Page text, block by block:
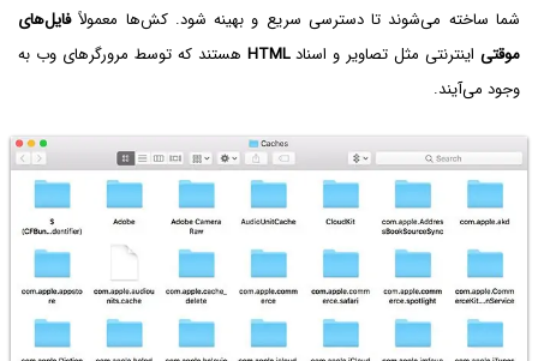
شما ساخته می‌شوند تا دسترسی سریع و بهینه شود. کش‌ها معمولاًفایل‌های
موقتی اینترنتی مثل تصاویر و اسنادHTML هستند که توسط مرورگرهای وب به
وجود می‌آیند.